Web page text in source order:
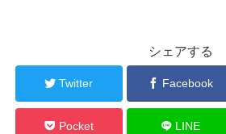
シェアする
Twitter Facebook
Pocket LINE